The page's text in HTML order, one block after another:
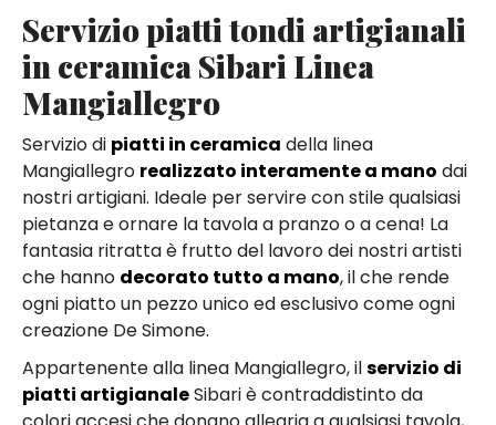
Servizio piatti tondi artigianali
in ceramica Sibari Linea
Mangiallegro
Servizio di piatti in ceramica della linea
Mangiallegro realizzato interamente a mano dai
nostri artigiani. Ideale per servire con stile qualsiasi
pietanza e ornare la tavola a pranzo o a cena! La
fantasia ritratta è frutto del lavoro dei nostri artisti
che hanno decorato tutto a mano, il che rende
ogni piatto un pezzo unico ed esclusivo come ogni
creazione De Simone.
Appartenente alla linea Mangiallegro, ilservizio di
piatti artigianaleSibari è contraddistinto da